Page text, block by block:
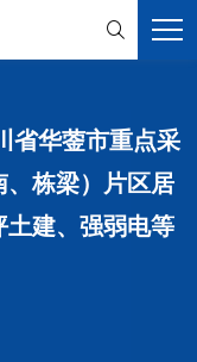

省华蓥市重点采
栋梁）片区居
土建、强弱电等